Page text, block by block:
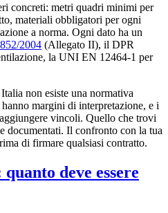
concreti: metri quadri minimi per
materiali obbligatori per ogni
a norma. Ogni dato ha un
2004 (Allegato II), il DPR
la UNI EN 12464-1 per
non esiste una normativa
margini di interpretazione, e i
vincoli. Quello che trovi
documentati. Il confronto con la tua
di firmare qualsiasi contratto.
deve essere